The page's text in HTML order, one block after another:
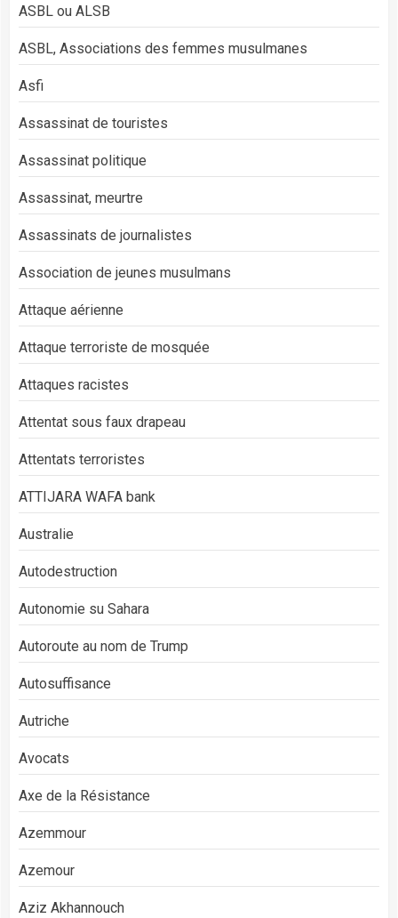
ASBL ou ALSB
ASBL, Associations des femmes musulmanes
Asfi
Assassinat de touristes
Assassinat politique
Assassinat, meurtre
Assassinats de journalistes
Association de jeunes musulmans
Attaque aérienne
Attaque terroriste de mosquée
Attaques racistes
Attentat sous faux drapeau
Attentats terroristes
ATTIJARA WAFA bank
Australie
Autodestruction
Autonomie su Sahara
Autoroute au nom de Trump
Autosuffisance
Autriche
Avocats
Axe de la Résistance
Azemmour
Azemour
Aziz Akhannouch